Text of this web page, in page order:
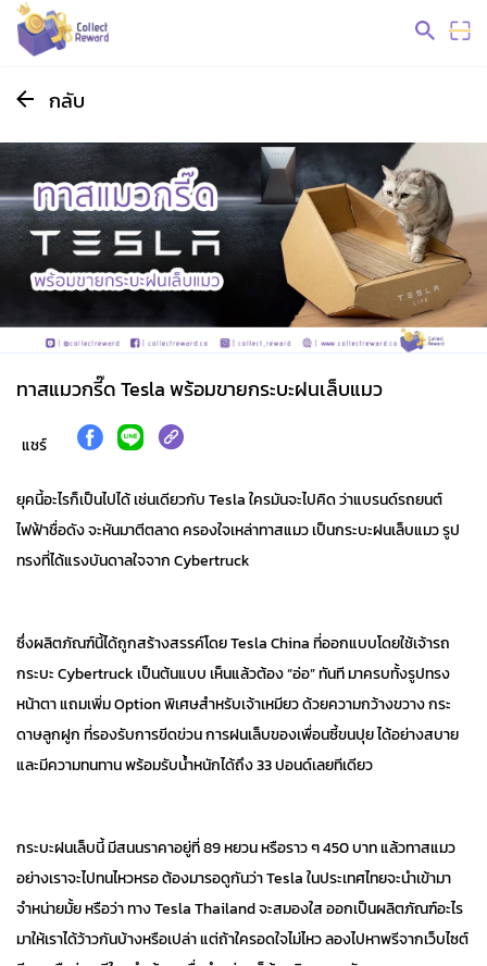
กลับ
ทาสแมวกรี๊ด Tesla พร้อมขายกระบะฝนเล็บแมว
แชร์
ยุคนี้อะไรก็เป็นไปได้ เช่นเดียวกับ Tesla ใครมันจะไปคิด ว่าแบรนด์รถยนต์
ไฟฟ้าชื่อดัง จะหันมาตีตลาด ครองใจเหล่าทาสแมว เป็นกระบะฝนเล็บแมว รูป
ทรงที่ได้แรงบันดาลใจจาก Cybertruck
ซึ่งผลิตภัณฑ์นี้ได้ถูกสร้างสรรค์โดย Tesla China ที่ออกแบบโดยใช้เจ้ารถ
กระบะ Cybertruck เป็นต้นแบบ เห็นแล้วต้อง “อ่อ” ทันที มาครบทั้งรูปทรง
หน้าตา แถมเพิ่ม Option พิเศษสำหรับเจ้าเหมียว ด้วยความกว้างขวาง กระ
ดาษลูกฝูก ที่รองรับการขีดข่วน การฝนเล็บของเพื่อนซี้ขนปุย ได้อย่างสบาย
และมีความทนทาน พร้อมรับน้ำหนักได้ถึง 33 ปอนด์เลยทีเดียว
กระบะฝนเล็บนี้ มีสนนราคาอยู่ที่ 89 หยวน หรือราว ๆ 450 บาท แล้วทาสแมว
อย่างเราจะไปทนไหวหรอ ต้องมารอดูกันว่า Tesla ในประเทศไทยจะนำเข้ามา
จำหน่ายมั้ย หรือว่า ทาง Tesla Thailand จะสมองใส ออกเป็นผลิตภัณฑ์อะไร
มาให้เราได้ว้าวกันบ้างหรือเปล่า แต่ถ้าใครอดใจไม่ไหว ลองไปหาพรีจากเว็บไซต์